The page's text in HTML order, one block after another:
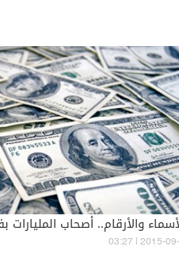
والأرقام.. أصحاب المليارات
03:27 | 2015-